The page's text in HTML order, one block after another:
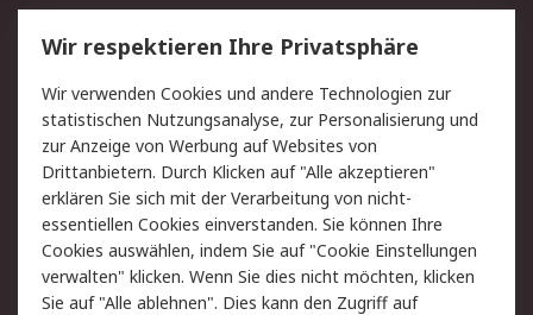
Service
Value Added Services
Lieferlösungen
Rücksendungen
Kontakt
Hilfe
Privatkunden
Rechtliches
AGB
Datenschutz
Cookie-Richtlinie
Zahlungsbedingungen
Copyright/Impressum
Entsorgung
Wir respektieren Ihre Privatsphäre
Wir verwenden Cookies und andere Technologien zur
statistischen Nutzungsanalyse, zur Personalisierung und
zur Anzeige von Werbung auf Websites von
Drittanbietern. Durch Klicken auf "Alle akzeptieren"
erklären Sie sich mit der Verarbeitung von nicht-
essentiellen Cookies einverstanden. Sie können Ihre
Cookies auswählen, indem Sie auf "Cookie Einstellungen
verwalten" klicken. Wenn Sie dies nicht möchten, klicken
Sie auf "Alle ablehnen". Dies kann den Zugriff auf